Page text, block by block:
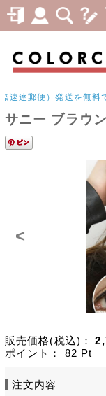
）発送を無料で！
サニー ブラウ
<
販売価格(税込)：
ポイント： 82 Pt
注文内容